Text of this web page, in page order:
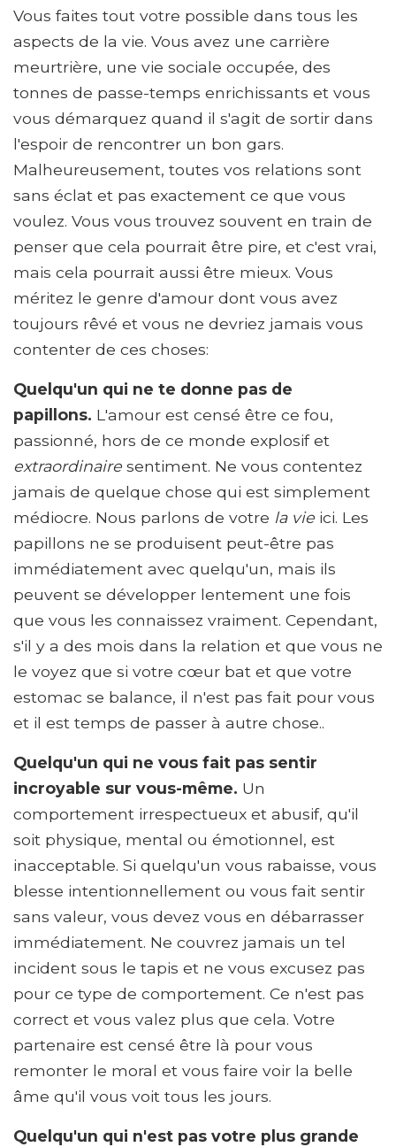
Vous faites tout votre possible dans tous les
aspects de la vie. Vous avez une carrière
meurtrière, une vie sociale occupée, des
tonnes de passe-temps enrichissants et vous
vous démarquez quand il s'agit de sortir dans
l'espoir de rencontrer un bon gars.
Malheureusement, toutes vos relations sont
sans éclat et pas exactement ce que vous
voulez. Vous vous trouvez souvent en train de
penser que cela pourrait être pire, et c'est vrai,
mais cela pourrait aussi être mieux. Vous
méritez le genre d'amour dont vous avez
toujours rêvé et vous ne devriez jamais vous
contenter de ces choses:
Quelqu'un qui ne te donne pas de
papillons. L'amour est censé être ce fou,
passionné, hors de ce monde explosif et
extraordinaire sentiment. Ne vous contentez
jamais de quelque chose qui est simplement
médiocre. Nous parlons de votre la vie ici. Les
papillons ne se produisent peut-être pas
immédiatement avec quelqu'un, mais ils
peuvent se développer lentement une fois
que vous les connaissez vraiment. Cependant,
s'il y a des mois dans la relation et que vous ne
le voyez que si votre cœur bat et que votre
estomac se balance, il n'est pas fait pour vous
et il est temps de passer à autre chose..
Quelqu'un qui ne vous fait pas sentir
incroyable sur vous-même. Un
comportement irrespectueux et abusif, qu'il
soit physique, mental ou émotionnel, est
inacceptable. Si quelqu'un vous rabaisse, vous
blesse intentionnellement ou vous fait sentir
sans valeur, vous devez vous en débarrasser
immédiatement. Ne couvrez jamais un tel
incident sous le tapis et ne vous excusez pas
pour ce type de comportement. Ce n'est pas
correct et vous valez plus que cela. Votre
partenaire est censé être là pour vous
remonter le moral et vous faire voir la belle
âme qu'il vous voit tous les jours.
Quelqu'un qui n'est pas votre plus grande